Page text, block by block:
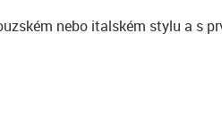
nebo italském stylu a s